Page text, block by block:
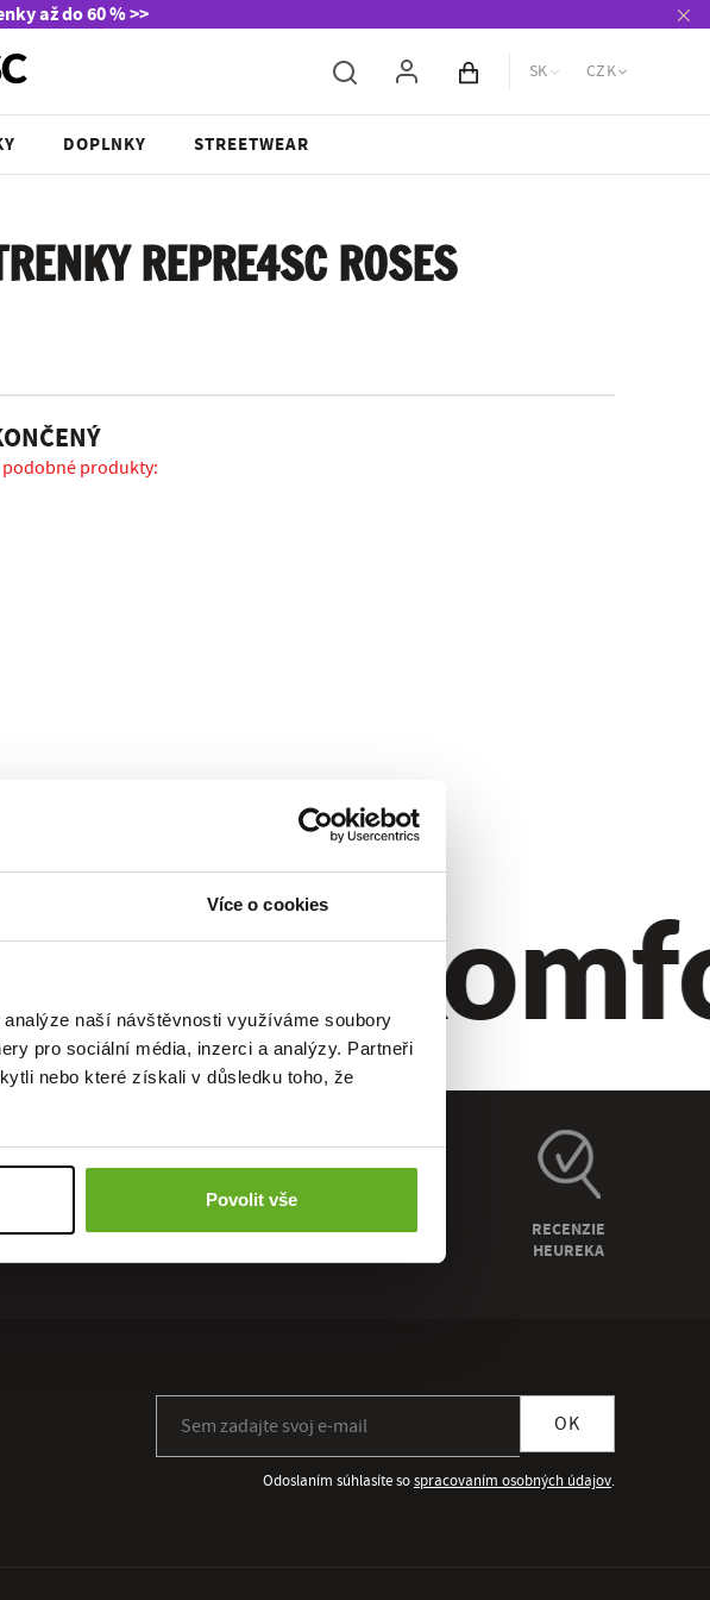
Více o cookies
naší návštěvnosti využíváme soubory
pro sociální média, inzerci a analýzy. Partneři
nebo které získali v důsledku toho, že
Povolit vše
až do 60 % >>
Obsah košíka
SK CZK
DOPLNKY STREETWEAR
REPRE4SC ROSES
produkty:
Štýl.
RÝCHLE
ZÁRUKA
RECENZIE
HEUREKA
OK
Odoslaním súhlasíte sospracovaním osobných údajov.